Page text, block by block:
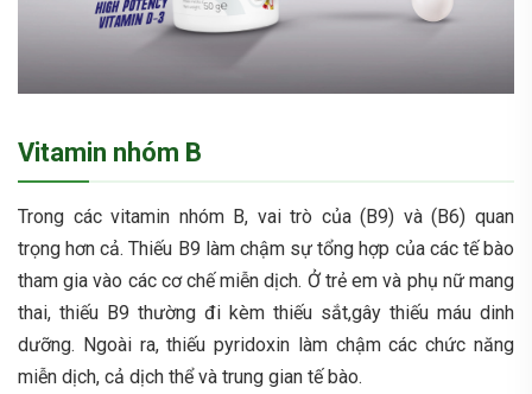
Vitamin nhóm B
Trong cácvitamin nhóm B, vai trò của (B9) và (B6) quan
trọng hơn cả. Thiếu B9 làm chậm sự tổng hợp của các tế bào
tham gia vào các cơ chế miễn dịch. Ở trẻ em và phụ nữ mang
thai, thiếu B9 thường đi kèm thiếu sắt,gây thiếu máu dinh
dưỡng. Ngoài ra, thiếu pyridoxin làm chậm các chức năng
miễn dịch, cả dịch thể và trung gian tế bào.